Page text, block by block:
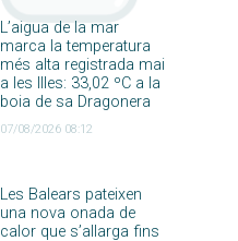
L’aigua de la mar
marca la temperatura
més alta registrada mai
a les Illes: 33,02 ºC a la
boia de sa Dragonera
07/08/2026 08:12
Les Balears pateixen
una nova onada de
calor que s’allarga fins